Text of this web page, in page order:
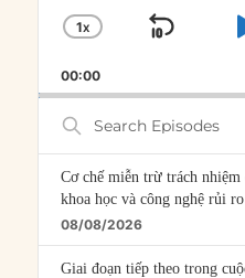
CHANGE
RATE
1X
SKIP
00:00
Search
Episodes
Cơ chế miễn trừ trách
khoa học và công nghệ rủi
08/08/2026
Giai đoạn tiếp theo trong